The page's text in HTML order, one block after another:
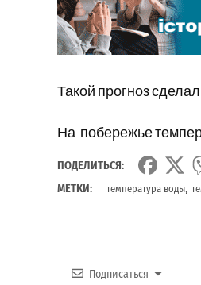
Такой прогноз
На побережье
ПОДЕЛИТЬСЯ:
МЕТКИ:
температура воды,
Подписаться